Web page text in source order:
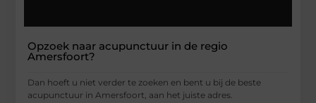
Opzoek naar acupunctuur in de regio
Amersfoort?
Dan hoeft u niet verder te zoeken en bent u bij de beste
acupunctuur in Amersfoort, aan het juiste adres.